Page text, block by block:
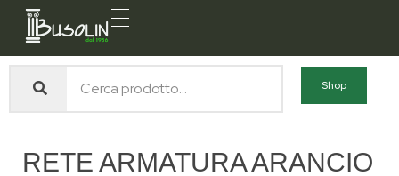
Busolin S.R.L.
Shop
RETE ARMATURA ARANCIO